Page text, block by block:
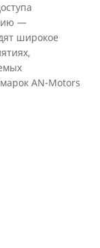
—
широкое
AN-Motors